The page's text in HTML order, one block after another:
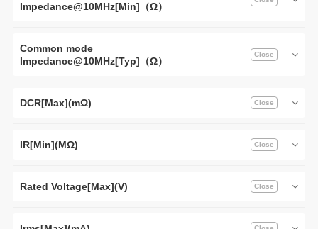
Impedance@10MHz[Min]（Ω）
Common mode
Impedance@10MHz[Typ]（Ω）
DCR[Max](mΩ)
IR[Min](MΩ)
Rated Voltage[Max](V)